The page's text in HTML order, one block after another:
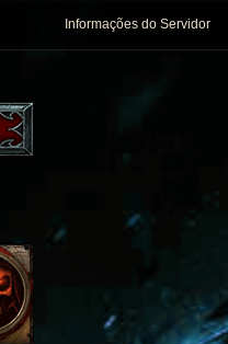
Informações do Servidor